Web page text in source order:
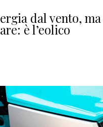
dal vento, ma
è l’eolico